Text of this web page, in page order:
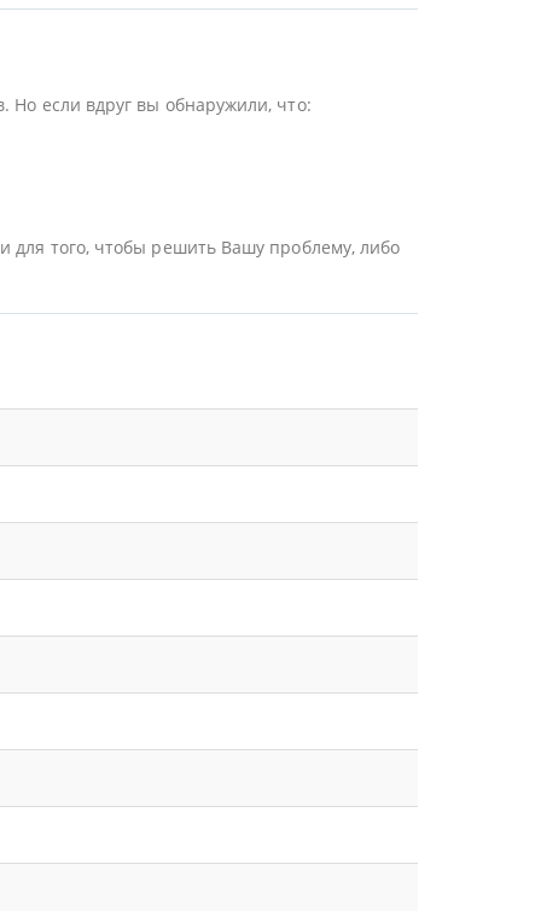
Но если вдруг вы обнаружили, что:
для того, чтобы решить Вашу проблему, либо